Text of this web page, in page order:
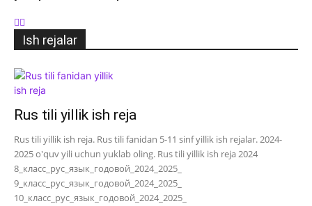
Ish rejalar
Rus tili yillik ish reja
Rus tili yillik ish reja. Rus tili fanidan 5-11 sinf yillik ish rejalar. 2024-
2025 o'quv yili uchun yuklab oling. Rus tili yillik ish reja 2024
8_класс_рус_язык_годовой_2024_2025_
9_класс_рус_язык_годовой_2024_2025_
10_класс_рус_язык_годовой_2024_2025_